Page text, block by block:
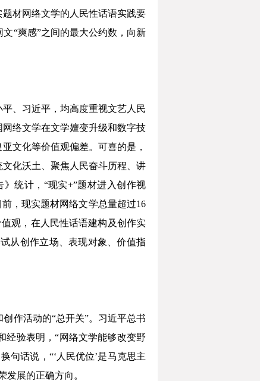
材网络文学的人民性话语实践要
“爽感”之间的最大公约数，向新
、习近平，均高度重视文艺人民
络文学在文学嬗变升级和数字技
文化等价值观偏差。可喜的是，
化沃土、聚焦人民奋斗历程、讲
统计，“现实+”题材进入创作视
，现实题材网络文学总量超过16
观，在人民性话语建构及创作实
从创作立场、表现对象、价值指
作活动的“总开关”。习近平总书
经验表明，“网络文学能够改变野
句话说，“‘人民优位’是马克思主
展的正确方向。